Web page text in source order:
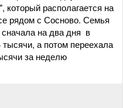
который располагается на
рядом с Сосново. Семья
на два дня в
а потом переехала
за неделю